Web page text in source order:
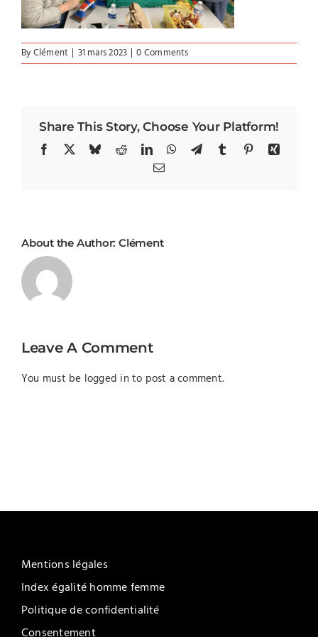
ByClément | 31 mars 2023 | 0 Comments
Share This Story, Choose Your Platform!
Facebook BlueskyRedditLinkedInWhatsApp
TelegramTumblrPinterestXing
Email
About the Author: Clément
Leave A Comment
You must be logged in to post a comment.
Mentions légales
Index égalité homme femme
Politique de confidentialité
Consentement